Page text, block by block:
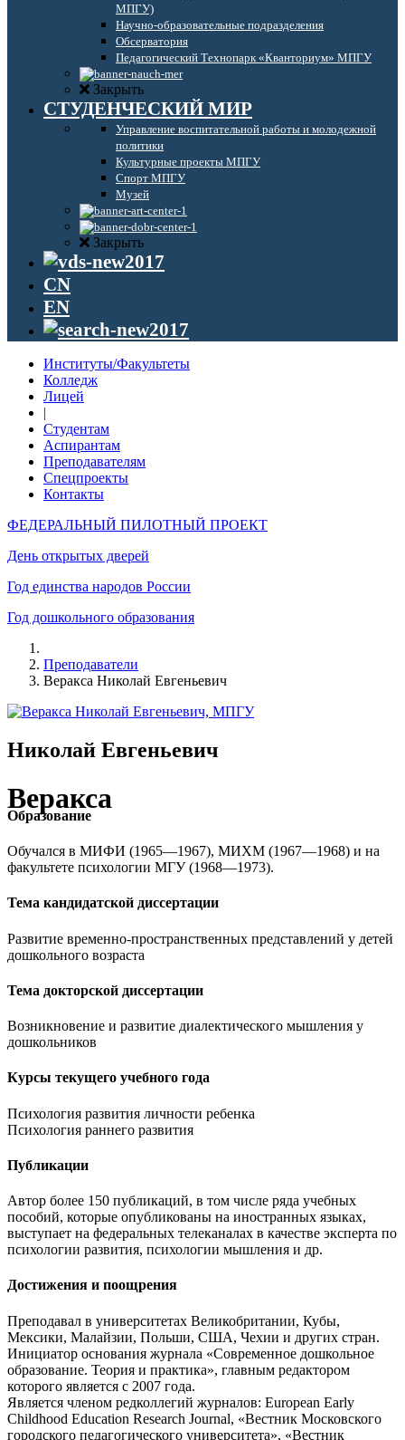
МПГУ)
Научно-образовательные подразделения
Обсерватория
Педагогический Технопарк «Кванториум» МПГУ
Закрыть
СТУДЕНЧЕСКИЙ МИР
Управление воспитательной работы и молодежной
политики
Культурные проекты МПГУ
Спорт МПГУ
Музей
Закрыть
CN
EN
Институты/Факультеты
Колледж
Лицей
|
Студентам
Аспирантам
Преподавателям
Спецпроекты
Контакты
ФЕДЕРАЛЬНЫЙ ПИЛОТНЫЙ ПРОЕКТ
День открытых дверей
Год единства народов России
Год дошкольного образования
Преподаватели
Веракса Николай Евгеньевич
Николай Евгеньевич
Веракса
Образование
Обучался в МИФИ (1965—1967), МИХМ (1967—1968) и на
факультете психологии МГУ (1968—1973).
Тема кандидатской диссертации
Развитие временно-пространственных представлений у детей
дошкольного возраста
Тема докторской диссертации
Возникновение и развитие диалектического мышления у
дошкольников
Курсы текущего учебного года
Психология развития личности ребенка
Психология раннего развития
Публикации
Автор более 150 публикаций, в том числе ряда учебных
пособий, которые опубликованы на иностранных языках,
выступает на федеральных телеканалах в качестве эксперта по
психологии развития, психологии мышления и др.
Достижения и поощрения
Преподавал в университетах Великобритании, Кубы,
Мексики, Малайзии, Польши, США, Чехии и других стран.
Инициатор основания журнала «Современное дошкольное
образование. Теория и практика», главным редактором
которого является с 2007 года.
Является членом редколлегий журналов: European Early
Childhood Education Research Journal, «Вестник Московского
городского педагогического университета», «Вестник